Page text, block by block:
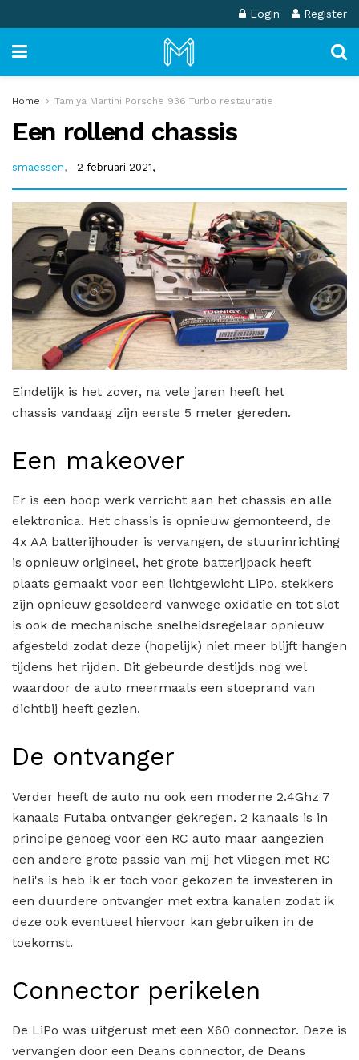
Login Register
Home Tamiya Martini Porsche 936 Turbo restauratie
Een rollend chassis
smaessen, 2 februari 2021,
Eindelijk is het zover, na vele jaren heeft het
chassis vandaag zijn eerste 5 meter gereden.
Een makeover
Er is een hoop werk verricht aan het chassis en alle
elektronica. Het chassis is opnieuw gemonteerd, de
4x AA batterijhouder is vervangen, de stuurinrichting
is opnieuw origineel, het grote batterijpack heeft
plaats gemaakt voor een lichtgewicht LiPo, stekkers
zijn opnieuw gesoldeerd vanwege oxidatie en tot slot
is ook de mechanische snelheidsregelaar opnieuw
afgesteld zodat deze (hopelijk) niet meer blijft hangen
tijdens het rijden. Dit gebeurde destijds nog wel
waardoor de auto meermaals een stoeprand van
dichtbij heeft gezien.
De ontvanger
Verder heeft de auto nu ook een moderne 2.4Ghz 7
kanaals Futaba ontvanger gekregen. 2 kanaals is in
principe genoeg voor een RC auto maar aangezien
een andere grote passie van mij het vliegen met RC
heli's is heb ik er toch voor gekozen te investeren in
een duurdere ontvanger met extra kanalen zodat ik
deze ook eventueel hiervoor kan gebruiken in de
toekomst.
Connector perikelen
De LiPo was uitgerust met een X60 connector. Deze is
vervangen door een Deans connector, de Deans